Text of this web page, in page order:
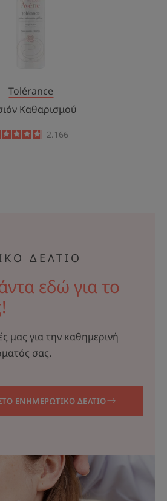
Tolérance
Καθαρισμού
4.8
/5
2.166
ΔΕΛΤΙΟ
εδώ για το
μας για την καθημερινή
σας.
ΕΝΗΜΕΡΩΤΙΚΟ ΔΕΛΤΙΟ